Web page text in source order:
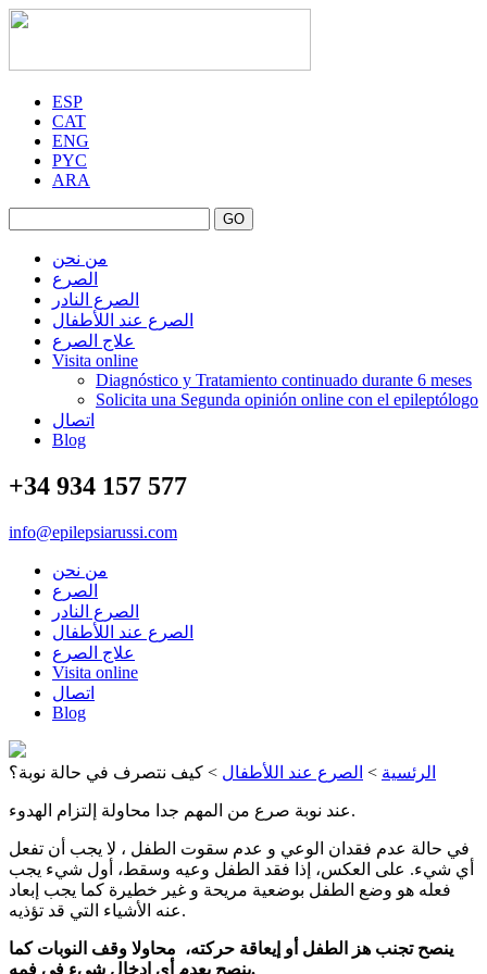
ESP
CAT
ENG
PYC
ARA
GO
من نحن
الصرع
الصرع النادر
الصرع عند اللأطفال
علاج الصرع
Visita online
Diagnóstico y Tratamiento continuado durante 6 meses
Solicita una Segunda opinión online con el epileptólogo
اتصال
Blog
+34 934 157 577
info@epilepsiarussi.com
من نحن
الصرع
الصرع النادر
الصرع عند اللأطفال
علاج الصرع
Visita online
اتصال
Blog
الرئسية > الصرع عند اللأطفال > كيف نتصرف في حالة نوبة؟
عند نوبة صرع من المهم جدا محاولة إلتزام الهدوء.
في حالة عدم فقدان الوعي و عدم سقوت الطفل ، لا يجب أن تفعل
أي شيء. على العكس، إذا فقد الطفل وعيه وسقط، أول شيء يجب
فعله هو وضع الطفل بوضعية مريحة و غير خطيرة كما يجب إبعاد
عنه الأشياء التي قد تؤذيه.
ينصح تجنب هز الطفل أو إيعاقة حركته، محاولا وقف النوبات كما
ينصح بعدم أي إدخال شيء في فمه.